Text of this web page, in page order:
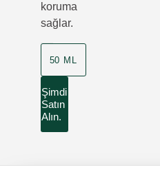
koruma
sağlar.
50 ML
Şimdi
Satın
Alın.